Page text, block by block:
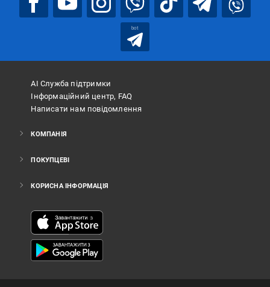
bot
АІ Служба підтримки
Інформаційний центр, FAQ
Написати нам повідомлення
КОМПАНІЯ
ПОКУПЦЕВІ
КОРИСНА ІНФОРМАЦІЯ